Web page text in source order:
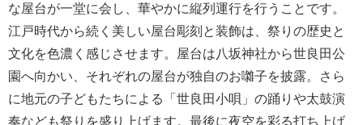
な屋台が一堂に会し、華やかに縦列運行を行うことです。
江戸時代から続く美しい屋台彫刻と装飾は、祭りの歴史と
文化を色濃く感じさせます。屋台は八坂神社から世良田公
園へ向かい、それぞれの屋台が独自のお囃子を披露。さら
に地元の子どもたちによる「世良田小唄」の踊りや太鼓演
奏なども祭りを盛り上げます。最後に夜空を彩る打ち上げ